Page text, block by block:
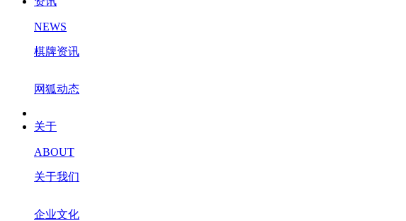
NEWS
棋牌资讯
网狐动态
关于
ABOUT
关于我们
企业文化